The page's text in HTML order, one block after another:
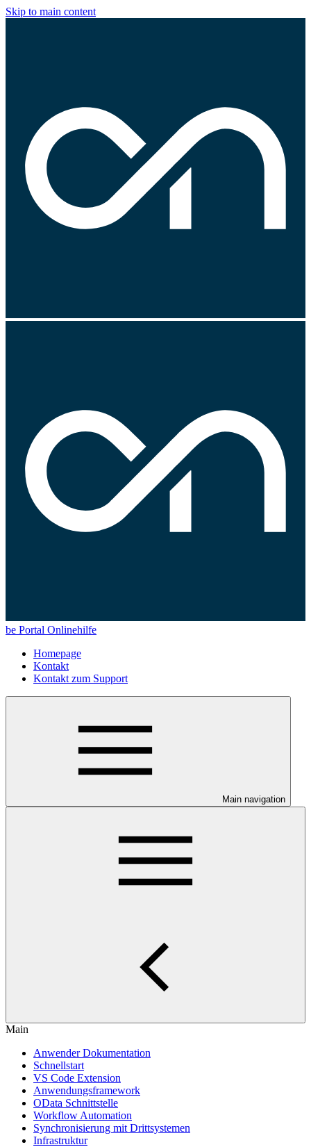
Skip to main content
be Portal Onlinehilfe
Homepage
Kontakt
Kontakt zum Support
Main navigation
Main
Anwender Dokumentation
Schnellstart
VS Code Extension
Anwendungsframework
OData Schnittstelle
Workflow Automation
Synchronisierung mit Drittsystemen
Infrastruktur